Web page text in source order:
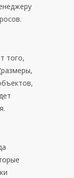
того,